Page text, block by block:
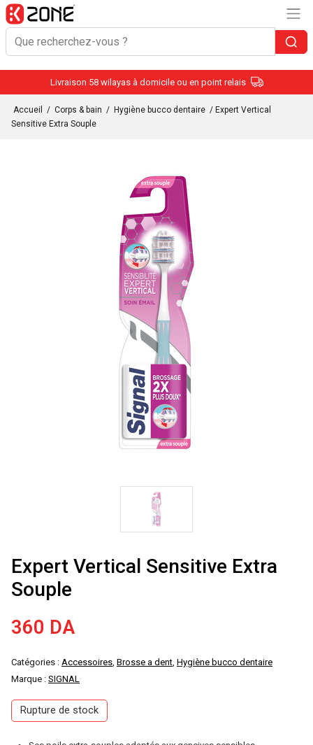
Livraison 58 wilayas à domicile ou en point relais
Accueil / Corps & bain / Hygiène bucco dentaire / Expert Vertical
Sensitive Extra Souple
Expert Vertical Sensitive Extra
Souple
360 DA
Catégories : Accessoires, Brosse a dent, Hygiène bucco dentaire
Marque : SIGNAL
Rupture de stock